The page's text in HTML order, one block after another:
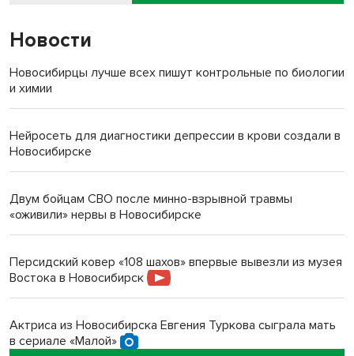
Новости
Новосибирцы лучше всех пишут контрольные по биологии
и химии
Нейросеть для диагностики депрессии в крови создали в
Новосибирске
Двум бойцам СВО после минно-взрывной травмы
«оживили» нервы в Новосибирске
Персидский ковер «108 шахов» впервые вывезли из музея
Востока в Новосибирск
Актриса из Новосибирска Евгения Туркова сыграла мать
в сериале «Малой»